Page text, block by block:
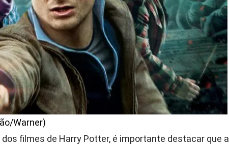
Warner)
filmes de Harry Potter, é importante destacar que a